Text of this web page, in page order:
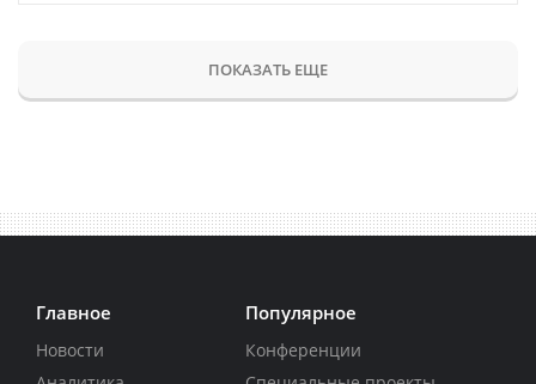
ПОКАЗАТЬ ЕЩЕ
Главное
Новости
Популярное
Конференции